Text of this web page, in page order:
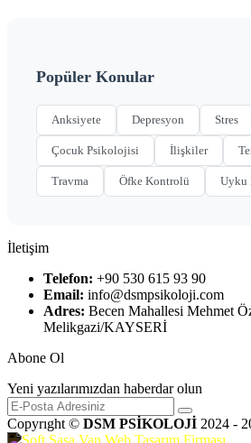
Popüler Konular
Anksiyete Depresyon Stres
Çocuk Psikolojisi İlişkiler
Travma Öfke Kontrolü Uyku
İletişim
Telefon: +90 530 615 93 90
Email: info@dsmpsikoloji.com
Adres: Becen Mahallesi Mehmet
Melikgazi/KAYSERİ
Abone Ol
Yeni yazılarımızdan haberdar olun
Copyrıght © DSM PSİKOLOJİ 2024 -